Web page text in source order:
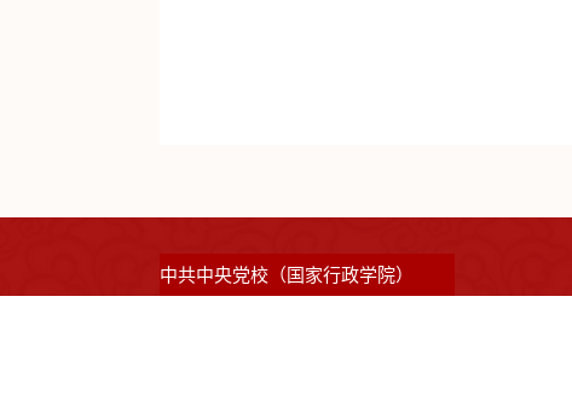
中共中央党校（国家行政学院）